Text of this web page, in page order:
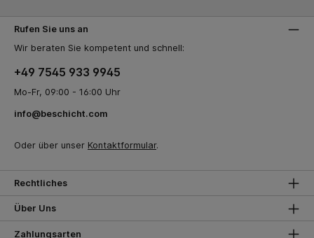
Rufen Sie uns an
Wir beraten Sie kompetent und schnell:
+49 7545 933 9945
Mo-Fr, 09:00 - 16:00 Uhr
info@beschicht.com
Oder über unser Kontaktformular.
Rechtliches
Über Uns
Zahlungsarten